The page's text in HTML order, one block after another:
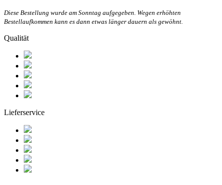
Diese Bestellung wurde am Sonntag aufgegeben. Wegen erhöhten
Bestellaufkommen kann es dann etwas länger dauern als gewöhnt.
Qualität
Lieferservice